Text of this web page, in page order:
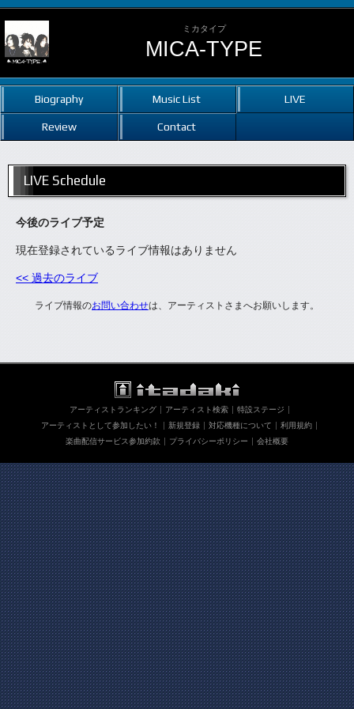
ミカタイプ
MICA-TYPE
Biography Music List LIVE
Review Contact
LIVE Schedule
今後のライブ予定
現在登録されているライブ情報はありません
<< 過去のライブ
ライブ情報のお問い合わせは、アーティストさまへお願いします。
アーティストランキング アーティスト検索
特設ステージ
アーティストとして参加したい！
新規登録 対応機種について
利用規約
楽曲配信サービス参加約款
プライバシーポリシー 会社概要